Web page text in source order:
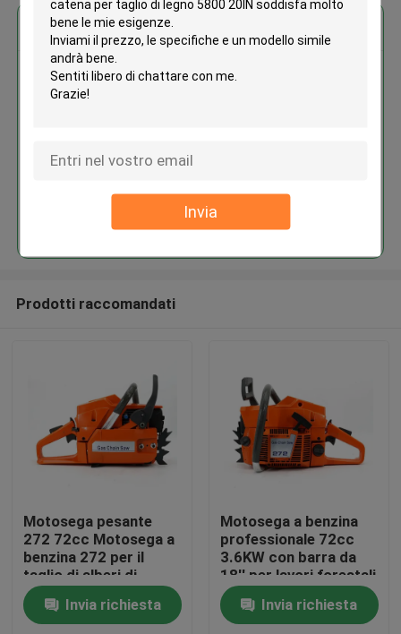
Invia
Casa.
Prodotti
Ottieni il miglior prezzo per
Seghe a catena a benzina 58cc
Prodotti raccomandati
Motosega pesante
272 72cc Motosega a
benzina 272 per il
taglio di alberi di
grandi dimensioni
Invia richiesta
Motosega a benzina
professionale 72cc
3.6KW con barra da
18'' per lavori forestali
e agricoli intensivi
Invia richiesta